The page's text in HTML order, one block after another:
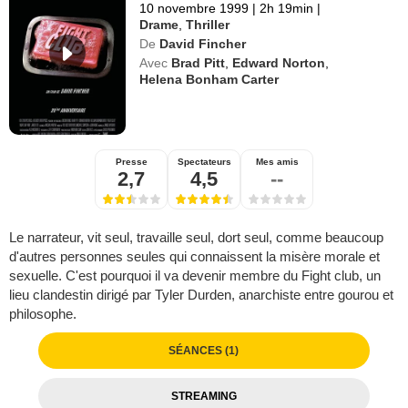
10 novembre 1999 | 2h 19min |
Drame,Thriller
De David Fincher
Avec Brad Pitt, Edward Norton,
Helena Bonham Carter
Presse
2,7
Spectateurs
4,5
Mes amis
--
Le narrateur, vit seul, travaille seul, dort seul, comme beaucoup
d'autres personnes seules qui connaissent la misère morale et
sexuelle. C'est pourquoi il va devenir membre du Fight club, un
lieu clandestin dirigé par Tyler Durden, anarchiste entre gourou et
philosophe.
SÉANCES (1)
STREAMING